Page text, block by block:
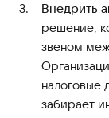
Внедрить
решение,
звеном
налоговые
забирает